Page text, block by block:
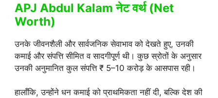
APJ Abdul Kalam नेट वर्थ (Net
Worth)
उनके जीवनशैली और सार्वजनिक सेवाभाव को देखते हुए, उनकी
कमाई और संपत्ति सीमित व सादगीपूर्ण थी। कुछ स्रोतों के अनुसार
उनकी अनुमानित कुल संपत्ति ₹ 5–10 करोड़ के आसपास रही।
हालाँकि, उन्होंने धन कमाई को प्राथमिकता नहीं दी, बल्कि देश की